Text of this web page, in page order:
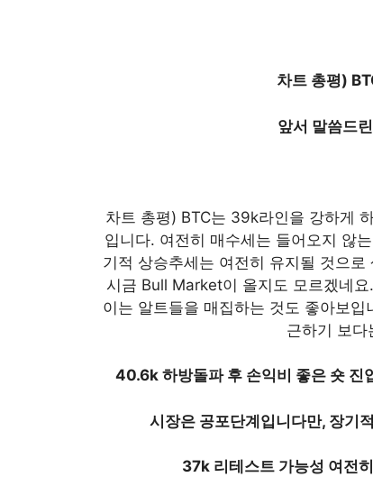
차트 총평)
앞서 말씀드
차트 총평) BTC는 39k라인을 강하게
입니다. 여전히 매수세는 들어오지 않
기적 상승추세는 여전히 유지될 것으
시금 Bull Market이 올지도 모르겠네
이는 알트들을 매집하는 것도 좋아보
근하기 보
40.6k 하방돌파 후 손익비 좋은 숏 진
시장은 공포단계입니다만, 장기
37k 리테스트 가능성 여전